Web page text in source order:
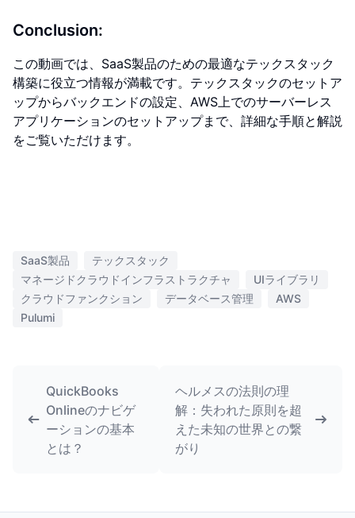
Conclusion:
この動画では、SaaS製品のための最適なテックスタック
構築に役立つ情報が満載です。テックスタックのセットア
ップからバックエンドの設定、AWS上でのサーバーレス
アプリケーションのセットアップまで、詳細な手順と解説
をご覧いただけます。
SaaS製品
テックスタック
マネージドクラウドインフラストラクチャ
UIライブラリ
クラウドファンクション
データベース管理
AWS
Pulumi
QuickBooks
Onlineのナビゲ
ーションの基本
とは？
ヘルメスの法則の理
解：失われた原則を超
えた未知の世界との繋
がり